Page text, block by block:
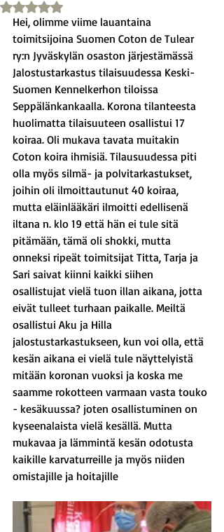
Arvostelun tähtimäärä: epäluku/5
Hei, olimme viime lauantaina
toimitsijoina Suomen Coton de Tulear
ry:n Jyväskylän osaston järjestämässä
Jalostustarkastus tilaisuudessa Keski-
Suomen Kennelkerhon tiloissa
Seppälänkankaalla. Korona tilanteesta
huolimatta tilaisuuteen osallistui 17
koiraa. Oli mukava tavata muitakin
Coton koira ihmisiä. Tilausuudessa piti
olla myös silmä- ja polvitarkastukset,
joihin oli ilmoittautunut 40 koiraa,
mutta eläinlääkäri ilmoitti edellisenä
iltana n. klo 19 että hän ei tule sitä
pitämään, tämä oli shokki, mutta
onneksi ripeät toimitsijat Titta, Tarja ja
Sari saivat kiinni kaikki siihen
osallistujat vielä tuon illan aikana, jotta
eivät tulleet turhaan paikalle. Meiltä
osallistui Aku ja Hilla
jalostustarkastukseen, kun voi olla, että
kesän aikana ei vielä tule näyttelyistä
mitään koronan vuoksi ja koska me
saamme rokotteen varmaan vasta touko
- kesäkuussa? joten osallistuminen on
kyseenalaista vielä kesällä. Mutta
mukavaa ja lämmintä kesän odotusta
kaikille karvaturreille ja myös niiden
omistajille ja hoitajille